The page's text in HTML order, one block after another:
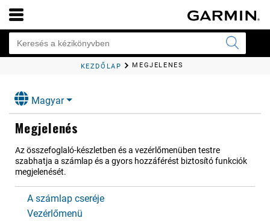
KEZDŐLAP MEGJELENÉS
Magyar
Megjelenés
Az összefoglaló-készletben és a vezérlőmenüben testre
szabhatja a számlap és a gyors hozzáférést biztosító funkciók
megjelenését.
A számlap cseréje
Vezérlőmenü